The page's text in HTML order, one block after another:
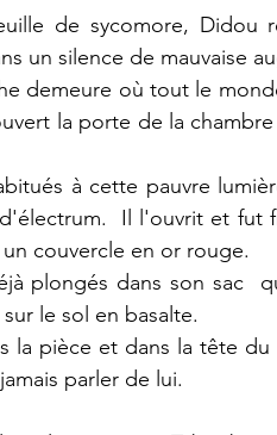
de sycomore, Didou
un silence de mauvaise
demeure où tout le
la porte de la
à cette pauvre
Il l'ouvrit et fut
couvercle en or rouge.
plongés dans son sac
le sol en basalte.
la pièce et dans la tête
parler de lui.